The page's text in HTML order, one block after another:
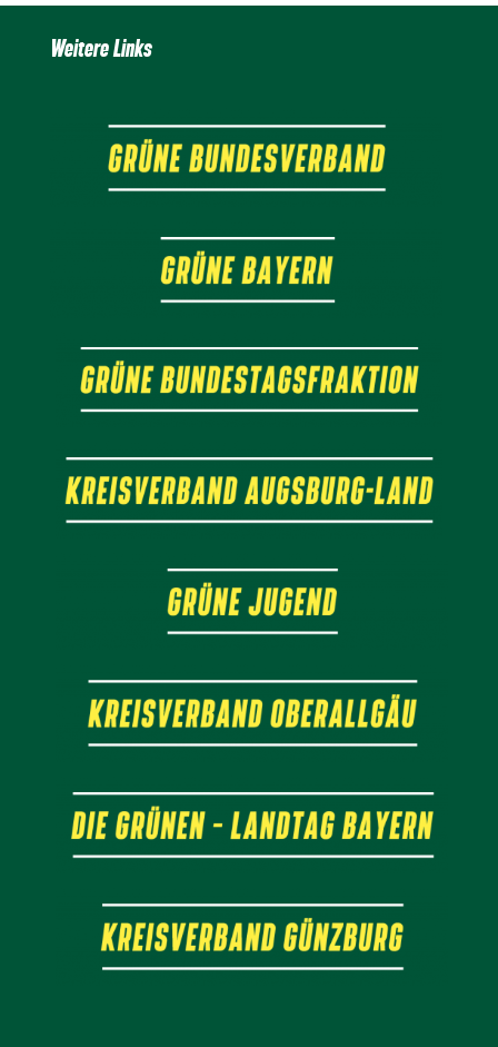
Weitere Links